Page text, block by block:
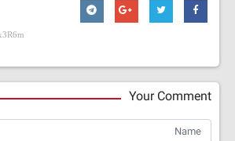
Your Comment